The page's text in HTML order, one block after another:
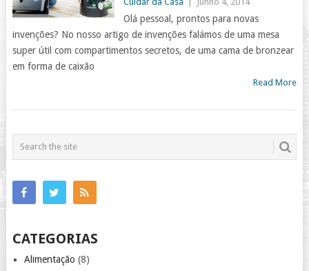
Olá pessoal, prontos para novas
invenções? No nosso artigo de invenções falámos de uma mesa
super útil com compartimentos secretos, de uma cama de bronzear
em forma de caixão
Read More
CATEGORIAS
Alimentação (8)